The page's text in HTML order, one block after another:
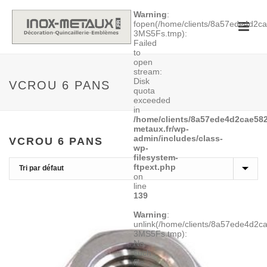
Warning:
fopen(/home/clients/
3MS5Fs.tmp):
Failed
to
open
stream:
Disk
quota
exceeded
in
/home/clients/
metaux.fr/wp-
admin/includes/class-
wp-
filesystem-
ftpext.php
on
line
139
Warning:
unlink(/home/clients/
3MS5Fs.tmp):
No
such
file
VCROU 6 PANS
VCROU 6 PANS